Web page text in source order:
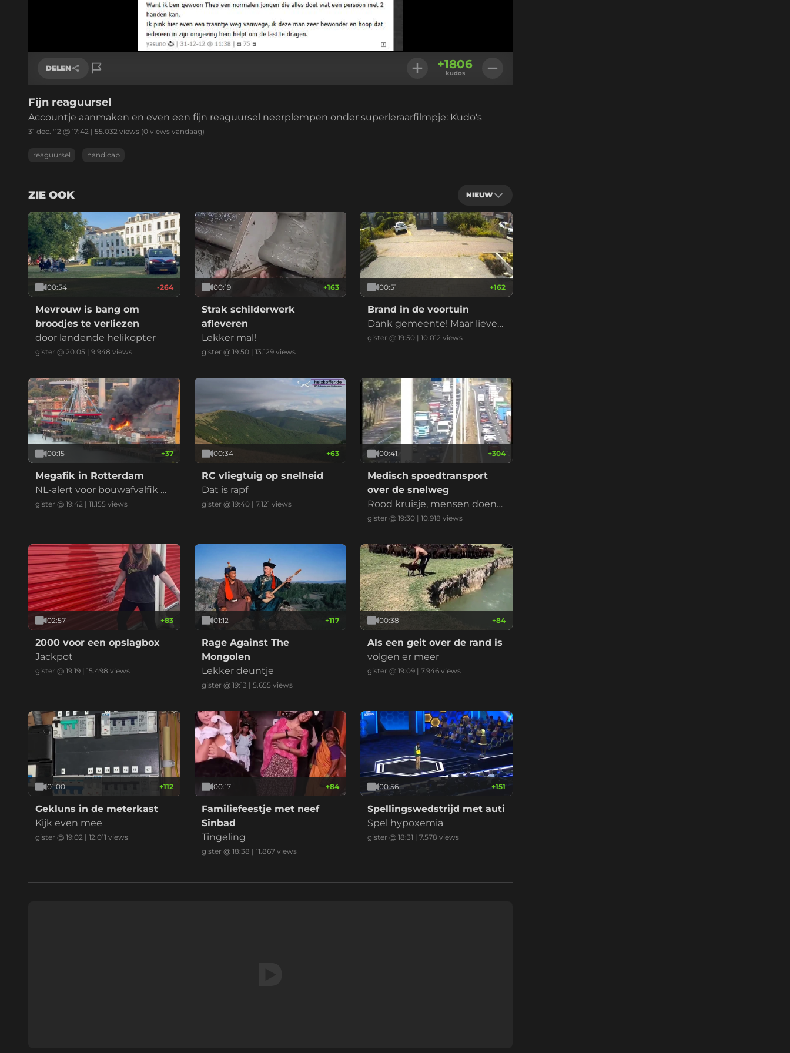
DELEN
Link kopiëren
+1806
kudos
Fijn reaguursel
Accountje aanmaken en even een fijn reaguursel neerplempen onder superleraarfilmpje: Kudo's
31 dec. '12 @ 17:42 | 55.032 views (0 views vandaag)
reaguursel handicap
ZIE OOK NIEUW
00:54 -264
Mevrouw is bang om
broodjes te verliezen
door landende helikopter
gister @ 20:05 | 9.948 views
00:19 +163
Strak schilderwerk
afleveren
Lekker mal!
gister @ 19:50| 13.129views
00:51 +162
Brand in de voortuin
Dank gemeente! Maar liever
niet nu met de droogte
gister @ 19:50 |10.012 views
00:15 +37
Megafik in Rotterdam
NL-alert voor bouwafvalfik m
et zwarte reauk bij recycling
gister @ 19:42 | 11.155 views
00:34 +63
RC vliegtuig op snelheid
Dat is rapf
gister @ 19:40| 7.121 views
00:41 +304
Medisch spoedtransport
over de snelweg
Rood kruisje, mensen doen
normaal, ambu erlangs, klaar
gister @ 19:30 |10.918 views
02:57 +83
2000 voor een opslagbox
Jackpot
gister @ 19:19 | 15.498 views
01:12 +117
Rage Against The
Mongolen
Lekker deuntje
gister @ 19:13 | 5.655views
00:38 +84
Als een geit over de rand is
volgen er meer
gister @ 19:09 |7.946 views
01:00 +112
Gekluns in de meterkast
Kijk even mee
gister @ 19:02 | 12.011 views
00:17 +84
Familiefeestje met neef
Sinbad
Tingeling
gister @ 18:38 | 11.867views
00:56 +151
Spellingswedstrijd met auti
Spel hypoxemia
gister @ 18:31 |7.578 views